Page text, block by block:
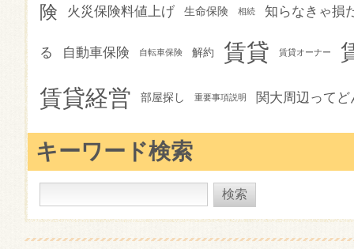
険 火災保険料値上げ 生命保険 相続 知らなきゃ損
る 自動車保険 自転車保険 解約 賃貸 賃貸オーナー
賃貸経営 部屋探し 重要事項説明 関大周辺って
キーワード検索